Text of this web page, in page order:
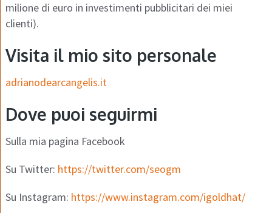
milione di euro in investimenti pubblicitari dei miei
clienti).
Visita il mio sito personale
adrianodearcangelis.it
Dove puoi seguirmi
Sulla mia pagina Facebook
Su Twitter: https://twitter.com/seogm
Su Instagram: https://www.instagram.com/igoldhat/